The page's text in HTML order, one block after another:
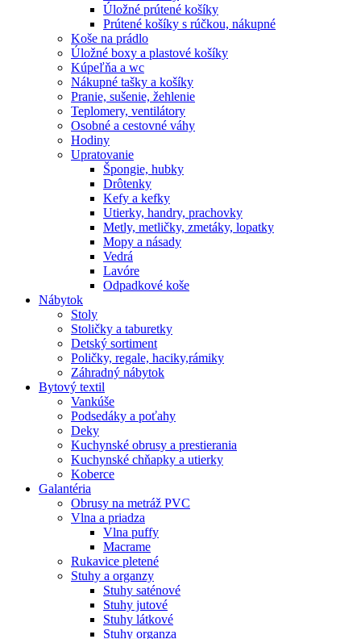
Úložné prútené košíky
Prútené košíky s rúčkou, nákupné
Koše na prádlo
Úložné boxy a plastové košíky
Kúpeľňa a wc
Nákupné tašky a košíky
Pranie, sušenie, žehlenie
Teplomery, ventilátory
Osobné a cestovné váhy
Hodiny
Upratovanie
Špongie, hubky
Drôtenky
Kefy a kefky
Utierky, handry, prachovky
Metly, metličky, zmetáky, lopatky
Mopy a násady
Vedrá
Lavóre
Odpadkové koše
Nábytok
Stoly
Stoličky a taburetky
Detský sortiment
Poličky, regale, haciky,rámiky
Záhradný nábytok
Bytový textil
Vankúše
Podsedáky a poťahy
Deky
Kuchynské obrusy a prestierania
Kuchynské chňapky a utierky
Koberce
Galantéria
Obrusy na metráž PVC
Vlna a priadza
Vlna puffy
Macrame
Rukavice pletené
Stuhy a organzy
Stuhy saténové
Stuhy jutové
Stuhy látkové
Stuhy organza